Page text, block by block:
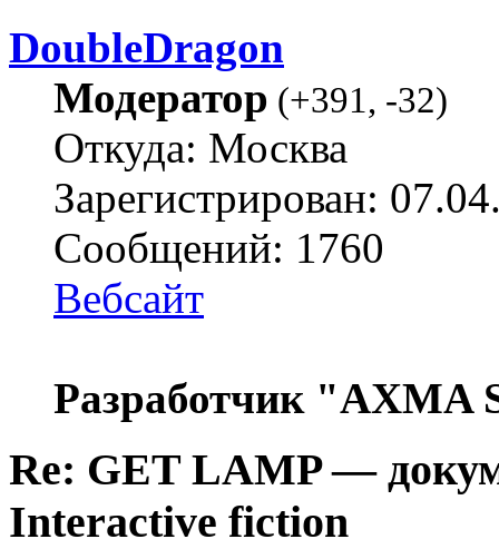
DoubleDragon
Модератор (+391, -32)
Откуда: Москва
Зарегистрирован:
Сообщений: 1760
Вебсайт
Разработчик "AXMA
Re: GET LAMP —
Interactive fiction